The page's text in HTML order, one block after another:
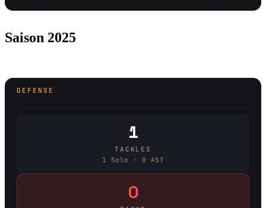
Saison 2025
DEFENSE
1
TACKLES
1 Solo · 0 AST
0